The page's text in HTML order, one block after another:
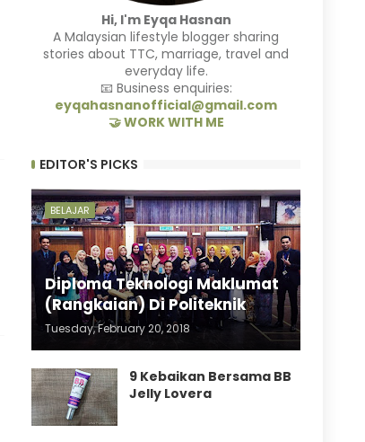
Hi, I'm Eyqa Hasnan
A Malaysian lifestyle blogger sharing
stories about TTC, marriage, travel and
everyday life.
📧 Business enquiries:
eyqahasnanofficial@gmail.com
🤝 WORK WITH ME
EDITOR'S PICKS
BELAJAR
Diploma Teknologi Maklumat
(Rangkaian) Di Politeknik
Tuesday, February 20, 2018
9 Kebaikan Bersama BB
Jelly Lovera